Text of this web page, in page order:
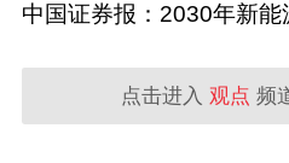
中国证券报：2030年新
点击进入 观点 频